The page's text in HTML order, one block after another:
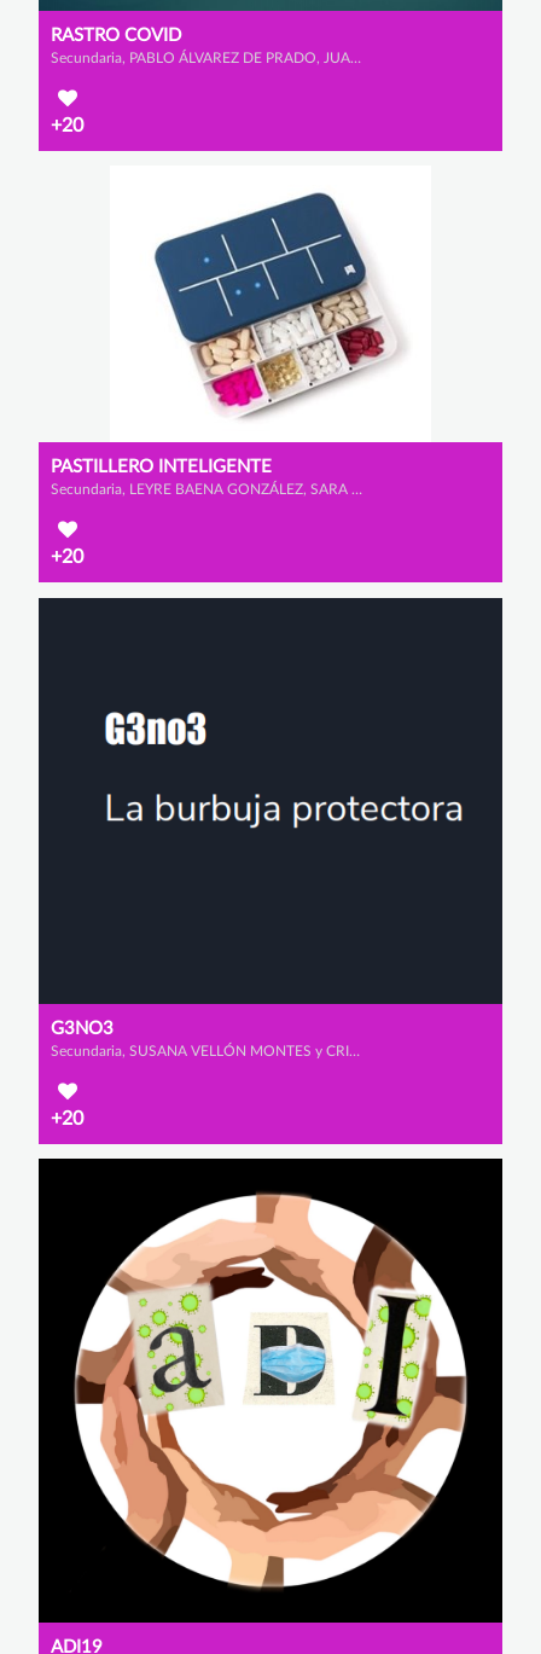
RASTRO COVID
Secundaria, PABLO ÁLVAREZ DE PRADO, JUAN CAVIA BELDA y GONZALO CRESPO RODRÍGUEZ
+20
PASTILLERO INTELIGENTE
Secundaria, LEYRE BAENA GONZÁLEZ, SARA TOMÉ LAMELAS y RUBEN MALILLOS GARCÍA
+20
G3NO3
Secundaria, SUSANA VELLÓN MONTES y CRISTINA MALO ESCUDERO
+20
ADI19